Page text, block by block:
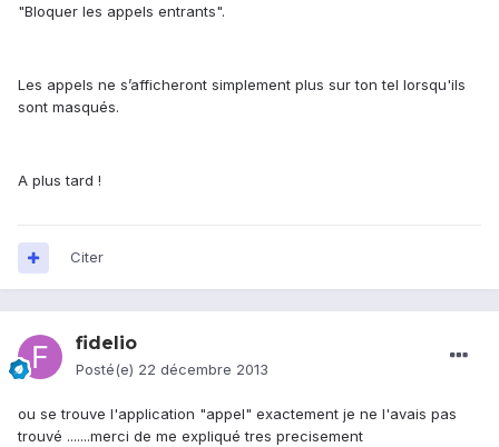
"Bloquer les appels entrants".
Les appels ne s’afficheront simplement plus sur ton tel lorsqu'ils
sont masqués.
A plus tard !
Citer
fidelio
Posté(e) 22 décembre 2013
ou se trouve l'application "appel" exactement je ne l'avais pas
trouvé .......merci de me expliqué tres precisement